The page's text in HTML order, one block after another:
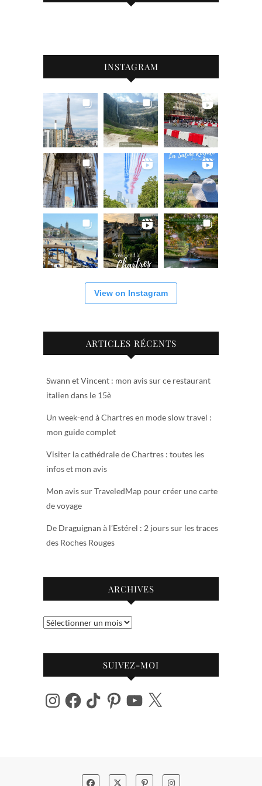
INSTAGRAM
View on Instagram
ARTICLES RÉCENTS
Swann et Vincent : mon avis sur ce restaurant
italien dans le 15è
Un week-end à Chartres en mode slow travel :
mon guide complet
Visiter la cathédrale de Chartres : toutes les
infos et mon avis
Mon avis sur TraveledMap pour créer une carte
de voyage
De Draguignan à l’Estérel : 2 jours sur les traces
des Roches Rouges
ARCHIVES
Archives
SUIVEZ-MOI
InstagramFacebook
TikTok PinterestYouTube
X